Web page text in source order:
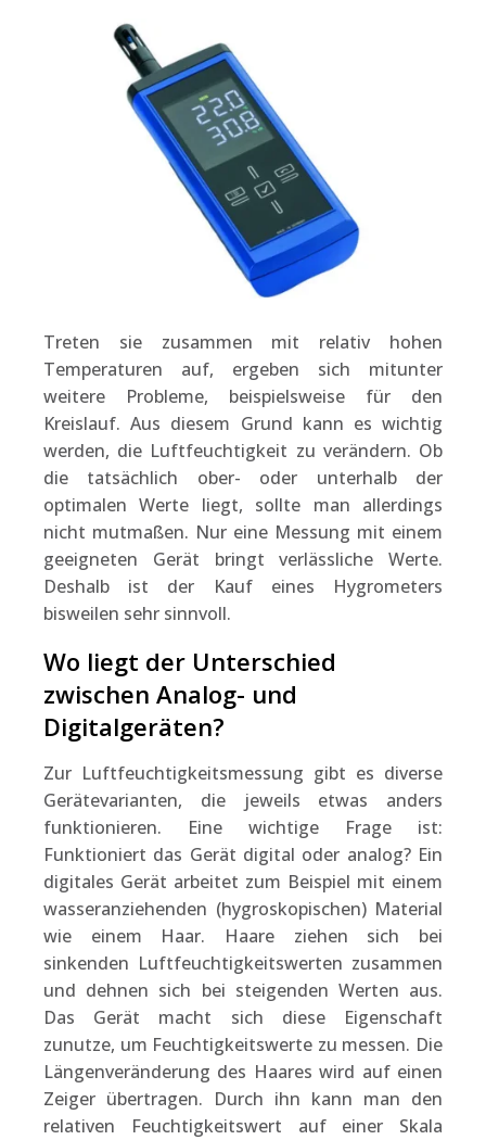
Treten sie zusammen mit relativ hohen
Temperaturen auf, ergeben sich mitunter
weitere Probleme, beispielsweise für den
Kreislauf. Aus diesem Grund kann es wichtig
werden, die Luftfeuchtigkeit zu verändern. Ob
die tatsächlich ober- oder unterhalb der
optimalen Werte liegt, sollte man allerdings
nicht mutmaßen. Nur eine Messung mit einem
geeigneten Gerät bringt verlässliche Werte.
Deshalb ist der Kauf eines Hygrometers
bisweilen sehr sinnvoll.
Wo liegt der Unterschied
zwischen Analog- und
Digitalgeräten?
Zur Luftfeuchtigkeitsmessung gibt es diverse
Gerätevarianten, die jeweils etwas anders
funktionieren. Eine wichtige Frage ist:
Funktioniert das Gerät digital oder analog? Ein
digitales Gerät arbeitet zum Beispiel mit einem
wasseranziehenden (hygroskopischen) Material
wie einem Haar. Haare ziehen sich bei
sinkenden Luftfeuchtigkeitswerten zusammen
und dehnen sich bei steigenden Werten aus.
Das Gerät macht sich diese Eigenschaft
zunutze, um Feuchtigkeitswerte zu messen. Die
Längenveränderung des Haares wird auf einen
Zeiger übertragen. Durch ihn kann man den
relativen Feuchtigkeitswert auf einer Skala